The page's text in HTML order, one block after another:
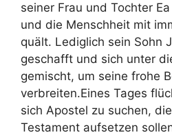
seiner Frau und Tochter
und die Menschheit mit
quält. Lediglich sein Sohn
geschafft und sich unter
gemischt, um seine frohe
verbreiten.Eines Tages
sich Apostel zu suchen,
Testament aufsetzen